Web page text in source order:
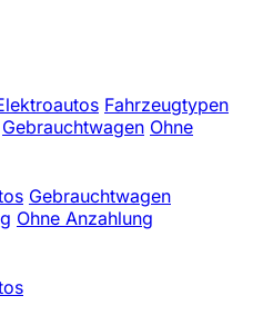
Fahrzeugtypen
Gebrauchtwagen Ohne
Gebrauchtwagen
Ohne Anzahlung